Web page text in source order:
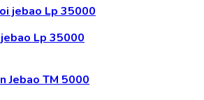
jebao Lp 35000